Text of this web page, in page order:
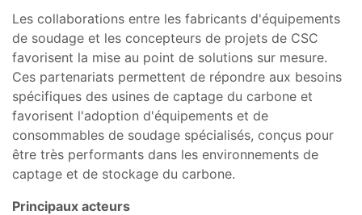
Les collaborations entre les fabricants d'équipements
de soudage et les concepteurs de projets de CSC
favorisent la mise au point de solutions sur mesure.
Ces partenariats permettent de répondre aux besoins
spécifiques des usines de captage du carbone et
favorisent l'adoption d'équipements et de
consommables de soudage spécialisés, conçus pour
être très performants dans les environnements de
captage et de stockage du carbone.
Principaux acteurs